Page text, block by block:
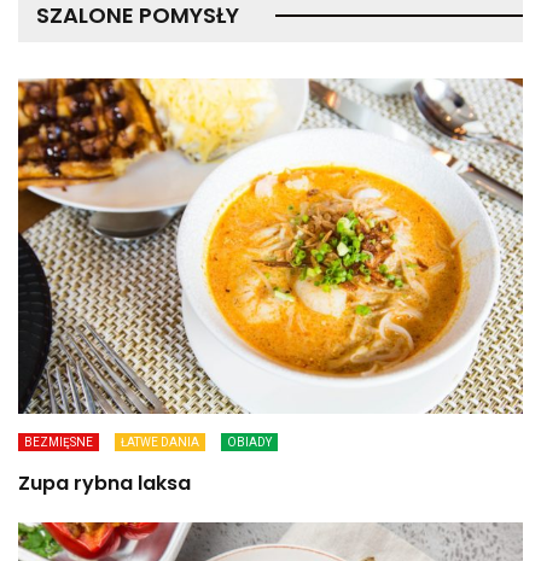
SZALONE POMYSŁY
BEZMIĘSNE ŁATWE DANIA OBIADY
Zupa rybna laksa